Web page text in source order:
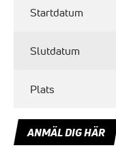
Startdatum
Slutdatum
Plats
ANMÄL DIG HÄR